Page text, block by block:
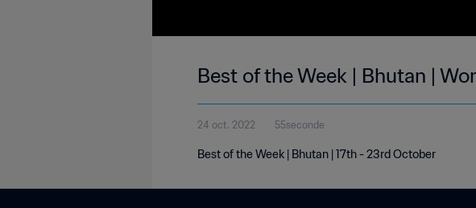
Best of the Week | Bhutan |
24 oct. 2022 55seconde
Best of the Week | Bhutan | 17th - 23rd October